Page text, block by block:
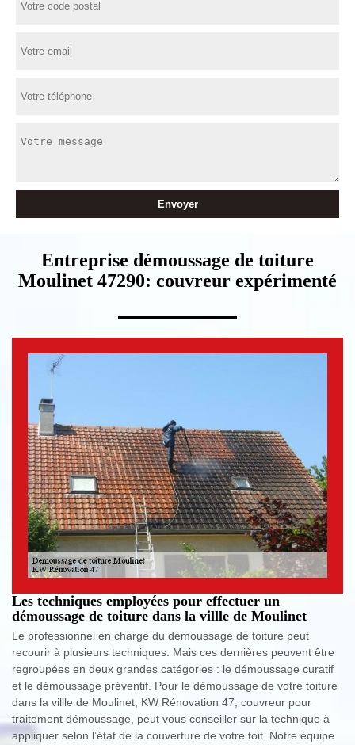
Entreprise démoussage de toiture
Moulinet 47290: couvreur expérimenté
Les techniques employées pour effectuer un
démoussage de toiture dans la villle de Moulinet
Le professionnel en charge du démoussage de toiture peut
recourir à plusieurs techniques. Mais ces dernières peuvent être
regroupées en deux grandes catégories : le démoussage curatif
et le démoussage préventif. Pour le démoussage de votre toiture
dans la villle de Moulinet, KW Rénovation 47, couvreur pour
traitement démoussage, peut vous conseiller sur la technique à
appliquer selon l’état de la couverture de votre toit. Notre équipe